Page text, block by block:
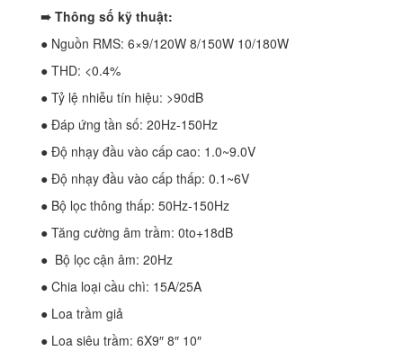
➠ Thông số kỹ thuật:
● Nguồn RMS: 6×9/120W 8/150W 10/180W
● THD: <0.4%
● Tỷ lệ nhiễu tín hiệu: >90dB
● Đáp ứng tần số: 20Hz-150Hz
● Độ nhạy đầu vào cấp cao: 1.0~9.0V
● Độ nhạy đầu vào cấp thấp: 0.1~6V
● Bộ lọc thông thấp: 50Hz-150Hz
● Tăng cường âm trầm: 0to+18dB
● Bộ lọc cận âm: 20Hz
● Chia loại cầu chì: 15A/25A
● Loa trầm giả
● Loa siêu trầm: 6X9″ 8″ 10″